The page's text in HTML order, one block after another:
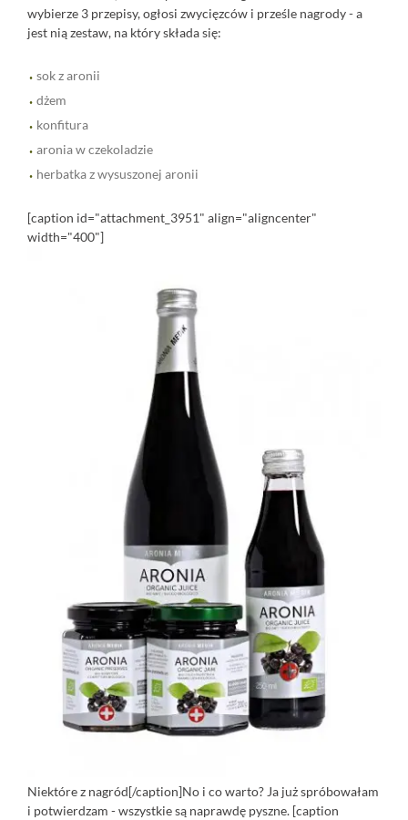
wybierze 3 przepisy, ogłosi zwycięzców i prześle nagrody - a
jest nią zestaw, na który składa się:
sok z aronii
dżem
konfitura
aronia w czekoladzie
herbatka z wysuszonej aronii
[caption id="attachment_3951" align="aligncenter"
width="400"]
Niektóre z nagród[/caption]No i co warto? Ja już spróbowałam
i potwierdzam - wszystkie są naprawdę pyszne. [caption